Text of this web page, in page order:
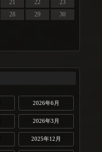
21 22
23
28 29
30
2026年6月
2026年3月
2025年12月